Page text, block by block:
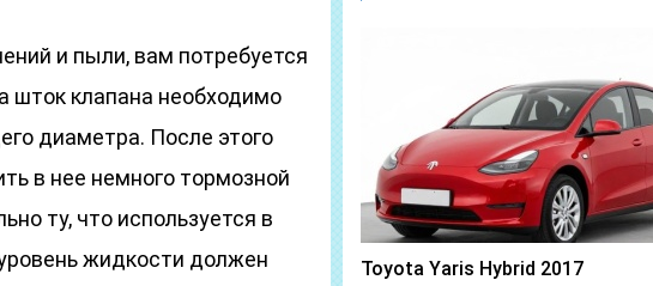
и пыли, вам потребуется
шток клапана необходимо
диаметра. После этого
в нее немного тормозной
ту, что используется в
жидкости должен
Toyota Yaris Hybrid 2017